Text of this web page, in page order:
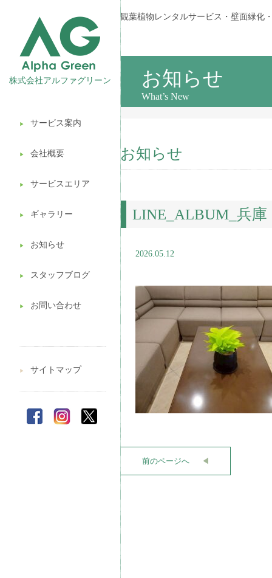
株式会社アルファグリーン
▶︎ サービス案内
▶︎ 会社概要
▶︎ サービスエリア
▶︎ ギャラリー
▶︎ お知らせ
▶︎ スタッフブログ
▶︎ お問い合わせ
観葉植物レンタル
壁面緑化
ギフト販売
造園ガーデニング
植木処分
▶︎ サイトマップ
観葉植物レンタルサービス・壁面緑化
お知らせ
What’s New
お知らせ
LINE_ALBUM_兵庫
2026.05.12
前のページへ ◀︎